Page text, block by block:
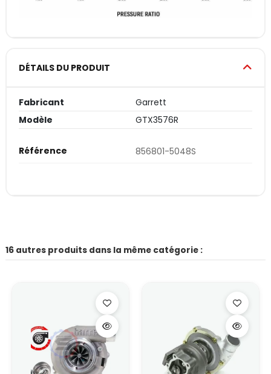
DÉTAILS DU PRODUIT
Fabricant
Garrett
Modèle
GTX3576R
Référence 856801-5048S
16 autres produits dans la même catégorie :